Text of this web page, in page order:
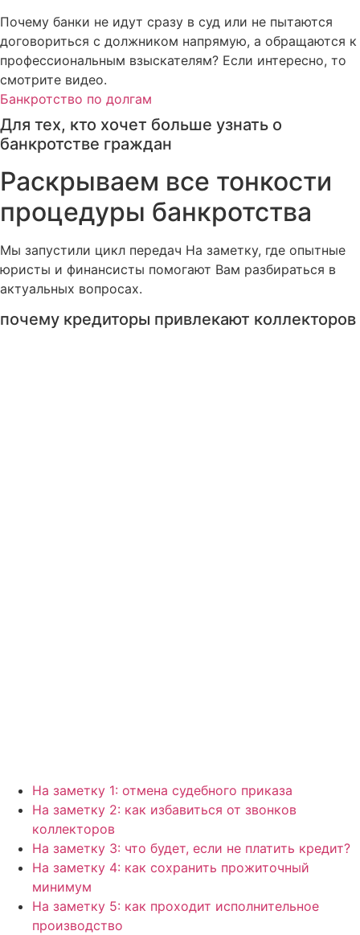
Почему банки не идут сразу в суд или не пытаются
договориться с должником напрямую, а обращаются к
профессиональным взыскателям? Если интересно, то
смотрите видео.
Банкротство по долгам
Для тех, кто хочет больше узнать о
банкротстве граждан
Раскрываем все тонкости
процедуры банкротства
Мы запустили цикл передач На заметку, где опытные
юристы и финансисты помогают Вам разбираться в
актуальных вопросах.
почему кредиторы привлекают коллекторов
На заметку 1: отмена судебного приказа
На заметку 2: как избавиться от звонков
коллекторов
На заметку 3: что будет, если не платить кредит?
На заметку 4: как сохранить прожиточный
минимум
На заметку 5: как проходит исполнительное
производство